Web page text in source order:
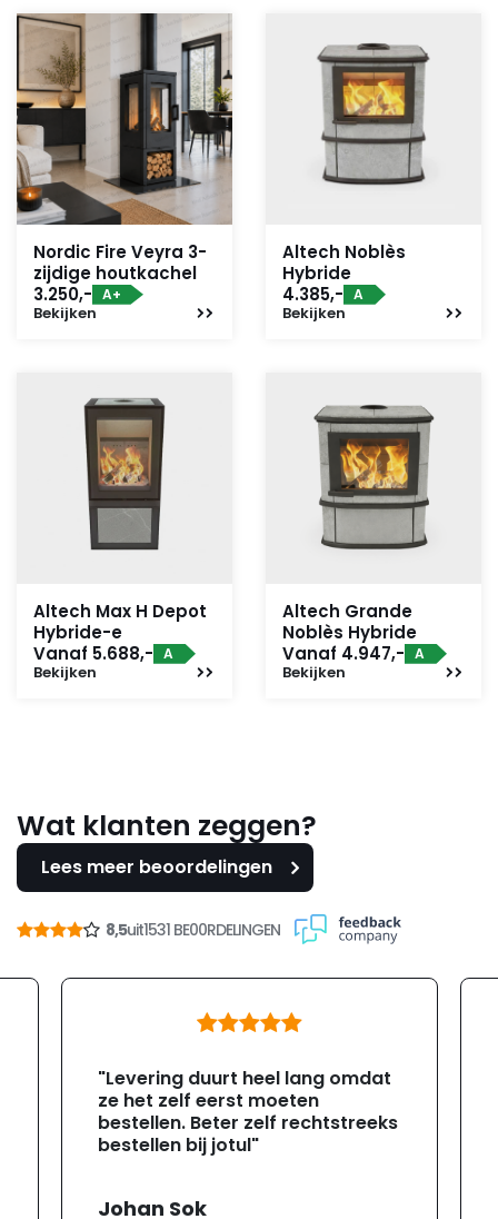
Nordic Fire Veyra 3-
zijdige houtkachel
3.250,- A+
Bekijken
Altech Noblès
Hybride
4.385,- A
Bekijken
Altech Max H Depot
Hybride-e
Vanaf 5.688,- A
Bekijken
Altech Grande
Noblès Hybride
Vanaf 4.947,- A
Bekijken
Wat klanten zeggen?
Lees meer beoordelingen
8,5uit1531 BE00RDELINGEN
"Levering duurt heel lang omdat
ze het zelf eerst moeten
bestellen. Beter zelf rechtstreeks
bestellen bij jotul"
Johan Sok